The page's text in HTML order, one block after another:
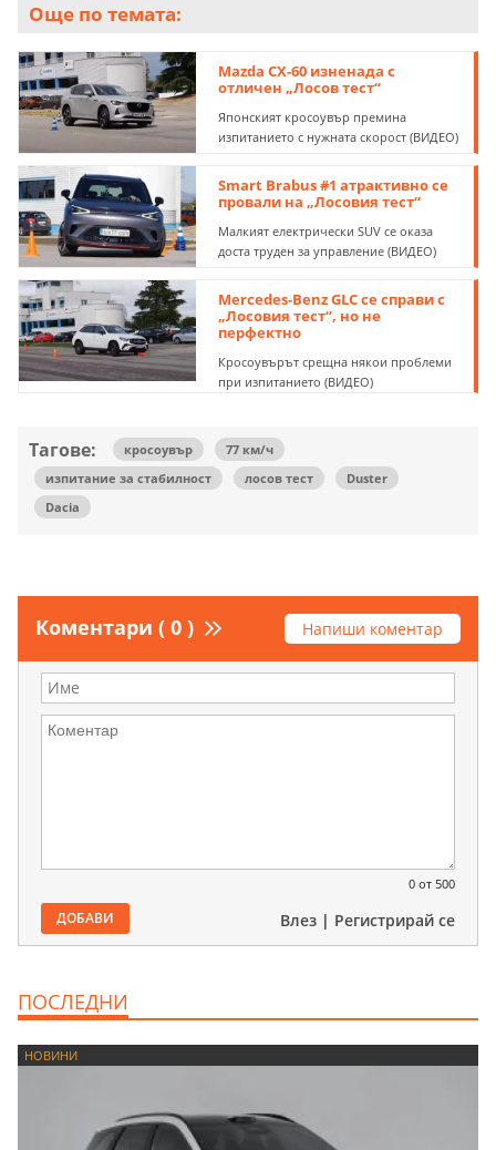
Още по темата:
Mazda CX-60 изненада с
отличен „Лосов тест“
Японският кросоувър премина
изпитанието с нужната скорост (ВИДЕО)
Smart Brabus #1 атрактивно се
провали на „Лосовия тест“
Малкият електрически SUV се оказа
доста труден за управление (ВИДЕО)
Mercedes-Benz GLC се справи с
„Лосовия тест“, но не
перфектно
Кросоувърът срещна някои проблеми
при изпитанието (ВИДЕО)
Тагове: кросоувър
77 км/ч
изпитание за стабилност
лосов тест
Duster
Dacia
Коментари ( 0 ) Напиши коментар
0 от 500
ДОБАВИ Влез | Регистрирай се
ПОСЛЕДНИ
НОВИНИ